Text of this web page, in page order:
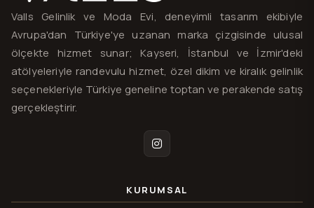
Valls Gelinlik ve Moda Evi, deneyimli tasarım ekibiyle
Avrupa'dan Türkiye'ye uzanan marka çizgisinde ulusal
ölçekte hizmet sunar; Kayseri, İstanbul ve İzmir'deki
atölyeleriyle randevulu hizmet, özel dikim ve kiralık gelinlik
seçenekleriyle Türkiye geneline toptan ve perakende satış
gerçekleştirir.
Instagram
KURUMSAL